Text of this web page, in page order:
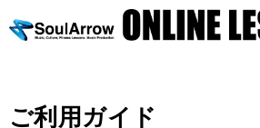
ご利用ガイド